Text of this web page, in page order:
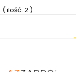
( ilość: 2 )